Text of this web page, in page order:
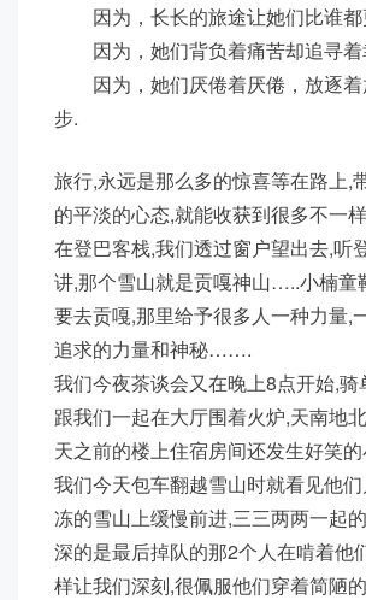
因为，长长的旅途让她们比谁都
因为，她们背负着痛苦却追寻着
因为，她们厌倦着厌倦，放逐着
步.
旅行,永远是那么多的惊喜等在路上,
的平淡的心态,就能收获到很多不
在登巴客栈,我们透过窗户望出去,听
讲,那个雪山就是贡嘎神山…..小楠童
要去贡嘎,那里给予很多人一种力量,
追求的力量和神秘…….
我们今夜茶谈会又在晚上8点开始,骑
跟我们一起在大厅围着火炉,天南地
天之前的楼上住宿房间还发生好笑
我们今天包车翻越雪山时就看见他
冻的雪山上缓慢前进,三三两两一起
深的是最后掉队的那2个人在啃着他
样让我们深刻,很佩服他们穿着简陋